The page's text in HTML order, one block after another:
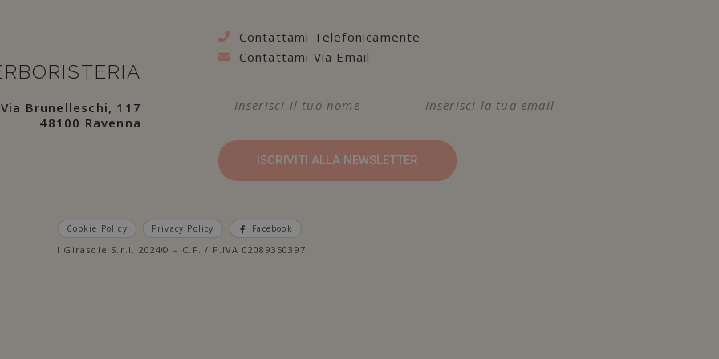
Via Brunelleschi, 117
48100 Ravenna
Contattami Telefonicamente
Contattami Via Email
ISCRIVITI ALLA NEWSLETTER
Cookie Policy Privacy Policy Facebook
Il Girasole S.r.l. 2024© – C.F. / P.IVA 02089350397